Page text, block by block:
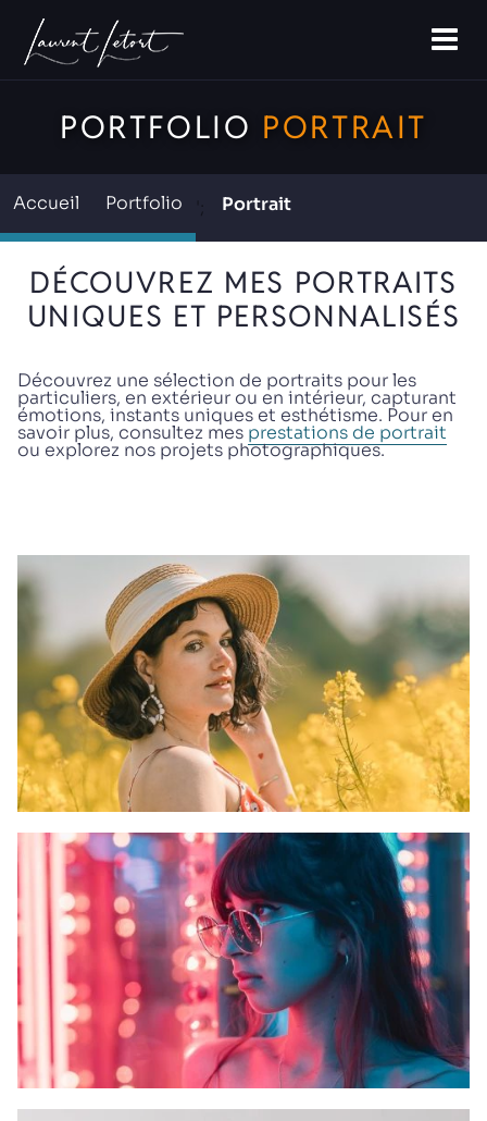
ACCUEIL
PORTFOLIO PORTRAIT
Accueil Portfolio '; Portrait
DÉCOUVREZ MES PORTRAITS
UNIQUES ET PERSONNALISÉS
Découvrez une sélection de portraits pour les
particuliers, en extérieur ou en intérieur, capturant
émotions, instants uniques et esthétisme. Pour en
savoir plus, consultez mes prestations de portrait
ou explorez nos projets photographiques.